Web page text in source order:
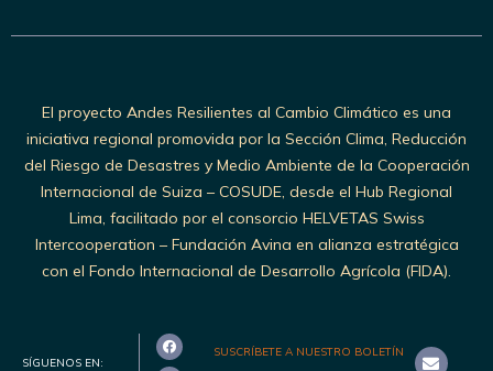
El proyecto Andes Resilientes al Cambio Climático es una
iniciativa regional promovida por la Sección Clima, Reducción
del Riesgo de Desastres y Medio Ambiente de la Cooperación
Internacional de Suiza – COSUDE, desde el Hub Regional
Lima, facilitado por el consorcio HELVETAS Swiss
Intercooperation – Fundación Avina en alianza estratégica
con el Fondo Internacional de Desarrollo Agrícola (FIDA).
SÍGUENOS EN:
SUSCRÍBETE A NUESTRO BOLETÍN